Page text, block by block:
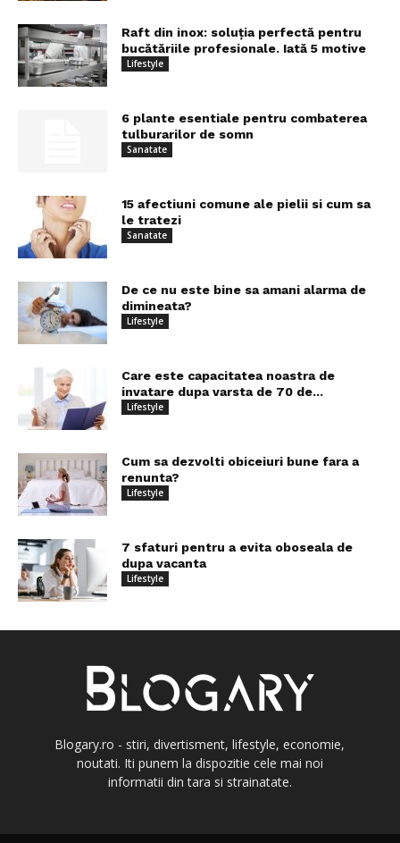
Raft din inox: soluția perfectă pentru
bucătăriile profesionale. Iată 5 motive
Lifestyle
6 plante esentiale pentru combaterea
tulburarilor de somn
Sanatate
15 afectiuni comune ale pielii si cum sa
le tratezi
Sanatate
De ce nu este bine sa amani alarma de
dimineata?
Lifestyle
Care este capacitatea noastra de
invatare dupa varsta de 70 de...
Lifestyle
Cum sa dezvolti obiceiuri bune fara a
renunta?
Lifestyle
7 sfaturi pentru a evita oboseala de
dupa vacanta
Lifestyle
Blogary.ro - stiri, divertisment, lifestyle, economie,
noutati. Iti punem la dispozitie cele mai noi
informatii din tara si strainatate.